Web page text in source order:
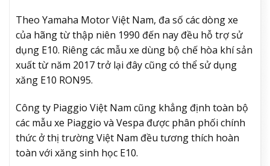
Theo Yamaha Motor Việt Nam, đa số các dòng xe
của hãng từ thập niên 1990 đến nay đều hỗ trợ sử
dụng E10. Riêng các mẫu xe dùng bộ chế hòa khí sản
xuất từ năm 2017 trở lại đây cũng có thể sử dụng
xăng E10 RON95.
Công ty Piaggio Việt Nam cũng khẳng định toàn bộ
các mẫu xe Piaggio và Vespa được phân phối chính
thức ở thị trường Việt Nam đều tương thích hoàn
toàn với xăng sinh học E10.